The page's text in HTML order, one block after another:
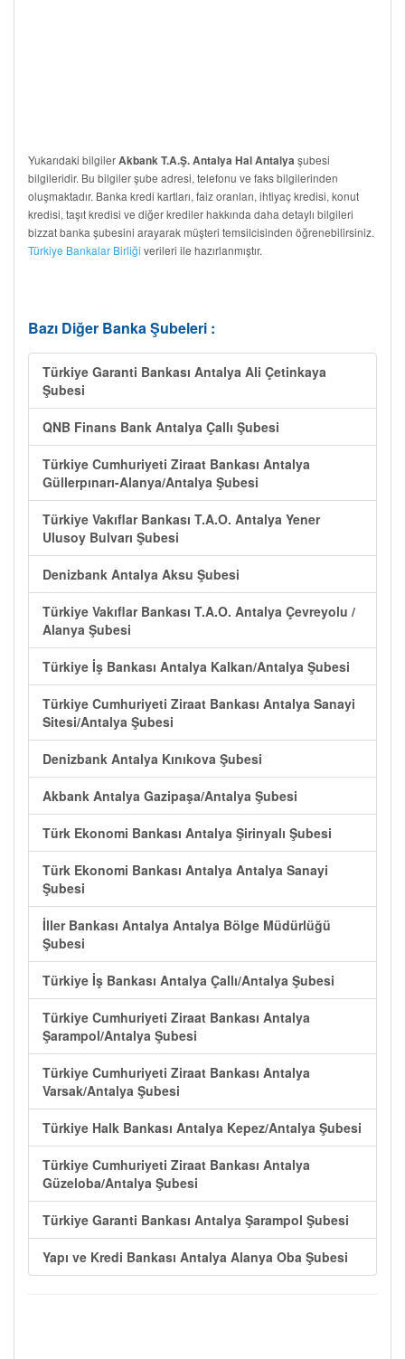
Yukarıdaki bilgilerAkbank T.A.Ş. Antalya Hal Antalya şubesi
bilgileridir. Bu bilgiler şube adresi, telefonu ve faks bilgilerinden
oluşmaktadır. Banka kredi kartları, faiz oranları, ihtiyaç kredisi, konut
kredisi, taşıt kredisi ve diğer krediler hakkında daha detaylı bilgileri
bizzat banka şubesini arayarak müşteri temsilcisinden öğrenebilirsiniz.
Türkiye Bankalar Birliği verileri ile hazırlanmıştır.
Bazı Diğer Banka Şubeleri :
Türkiye Garanti Bankası Antalya Ali Çetinkaya
Şubesi
QNB Finans Bank Antalya Çallı Şubesi
Türkiye Cumhuriyeti Ziraat Bankası Antalya
Güllerpınarı-Alanya/Antalya Şubesi
Türkiye Vakıflar Bankası T.A.O. Antalya Yener
Ulusoy Bulvarı Şubesi
Denizbank Antalya Aksu Şubesi
Türkiye Vakıflar Bankası T.A.O. Antalya Çevreyolu /
Alanya Şubesi
Türkiye İş Bankası Antalya Kalkan/Antalya Şubesi
Türkiye Cumhuriyeti Ziraat Bankası Antalya Sanayi
Sitesi/Antalya Şubesi
Denizbank Antalya Kınıkova Şubesi
Akbank Antalya Gazipaşa/Antalya Şubesi
Türk Ekonomi Bankası Antalya Şirinyalı Şubesi
Türk Ekonomi Bankası Antalya Antalya Sanayi
Şubesi
İller Bankası Antalya Antalya Bölge Müdürlüğü
Şubesi
Türkiye İş Bankası Antalya Çallı/Antalya Şubesi
Türkiye Cumhuriyeti Ziraat Bankası Antalya
Şarampol/Antalya Şubesi
Türkiye Cumhuriyeti Ziraat Bankası Antalya
Varsak/Antalya Şubesi
Türkiye Halk Bankası Antalya Kepez/Antalya Şubesi
Türkiye Cumhuriyeti Ziraat Bankası Antalya
Güzeloba/Antalya Şubesi
Türkiye Garanti Bankası Antalya Şarampol Şubesi
Yapı ve Kredi Bankası Antalya Alanya Oba Şubesi